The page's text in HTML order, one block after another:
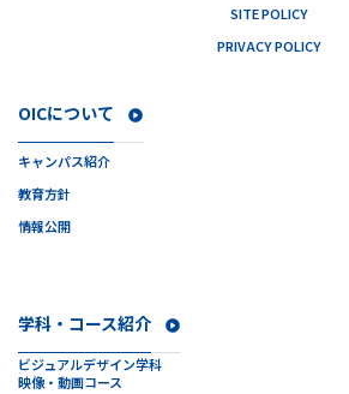
SITE POLICY
PRIVACY POLICY
OICについて
キャンパス紹介
教育方針
情報公開
学科・コース紹介
ビジュアルデザイン学科
映像・動画コース